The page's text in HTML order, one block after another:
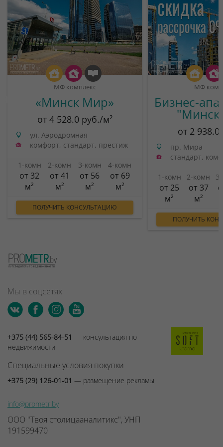
МФ комплекс
«Минск Мир»
от 4 528.0 руб./м²
ул. Аэродромная
комфорт, стандарт, престиж
1-комн
от 32
м²
2-комн
от 41
м²
3-комн
от 56
м²
4-комн
от 69
м²
ПОЛУЧИТЬ КОНСУЛЬТАЦИЮ
МФ
Бизнес-
от 2
пр. Мира
стандарт,
1-комн
от 25
м²
2-комн
от 37
м²
ПОЛУЧИТЬ
Мы в соцсетях
+375 (44) 565-84-51 — консультация по
недвижимости
Специальные условия покупки
+375 (29) 126-01-01 — размещение рекламы
info@prometr.by
ООО "Твоя столицааналитикс", УНП
191599470